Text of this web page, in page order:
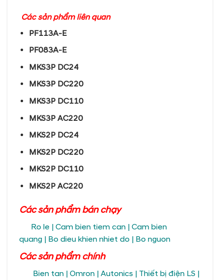
Các sản phẩm liên quan
PF113A-E
PF083A-E
MKS3P DC24
MKS3P DC220
MKS3P DC110
MKS3P AC220
MKS2P DC24
MKS2P DC220
MKS2P DC110
MKS2P AC220
Các sản phẩm bán chạy
Ro le | Cam bien tiem can | Cam bien
quang | Bo dieu khien nhiet do | Bo nguon
Các sản phẩm chính
Bien tan | Omron | Autonics | Thiết bị điện LS |